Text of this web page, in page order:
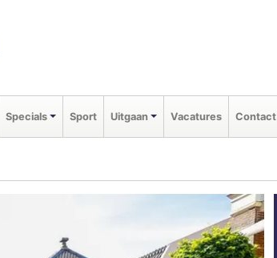
Specials Sport Uitgaan Vacatures Contact